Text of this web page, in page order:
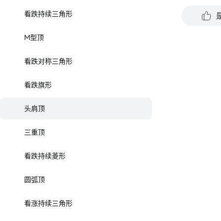
看跌持续三角形
M型顶
看跌对称三角形
看跌旗形
头肩顶
三重顶
看跌持续菱形
圆弧顶
看涨持续三角形